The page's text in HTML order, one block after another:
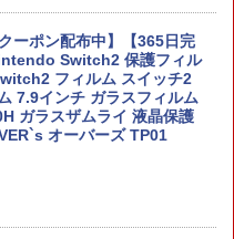
ーポン配布中】【365日完
Switch2 保護フィル
フィルム スイッチ2
7.9インチ ガラスフィルム
ガラスザムライ 液晶保護
オーバーズ TP01